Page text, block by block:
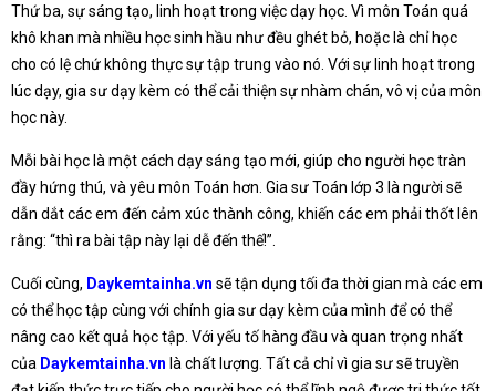
Thứ ba, sự sáng tạo, linh hoạt trong việc dạy học. Vì môn Toán quá
khô khan mà nhiều học sinh hầu như đều ghét bỏ, hoặc là chỉ học
cho có lệ chứ không thực sự tập trung vào nó. Với sự linh hoạt trong
lúc dạy, gia sư dạy kèm có thể cải thiện sự nhàm chán, vô vị của môn
học này.
Mỗi bài học là một cách dạy sáng tạo mới, giúp cho người học tràn
đầy hứng thú, và yêu môn Toán hơn. Gia sư Toán lớp 3 là người sẽ
dẫn dắt các em đến cảm xúc thành công, khiến các em phải thốt lên
rằng: “thì ra bài tập này lại dễ đến thế!”.
Cuối cùng, Daykemtainha.vn sẽ tận dụng tối đa thời gian mà các em
có thể học tập cùng với chính gia sư dạy kèm của mình để có thể
nâng cao kết quả học tập. Với yếu tố hàng đầu và quan trọng nhất
của Daykemtainha.vn là chất lượng. Tất cả chỉ vì gia sư sẽ truyền